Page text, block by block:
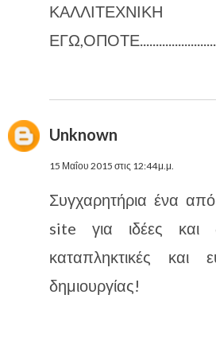
ΕΓΩ,ΟΠΟΤΕ........................
Unknown
15 Μαΐου 2015 στις 12:44 μ.μ.
Συγχαρητήρια ένα
site για ιδέες και
καταπληκτικές και
δημιουργίας!